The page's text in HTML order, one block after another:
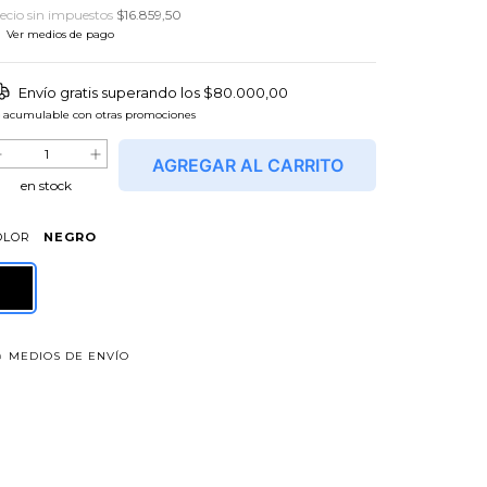
sin impuestos $16.859,50
Ver medios de pago
Envío gratis superando los $80.000,00
acumulable con otras promociones
en stock
NEGRO
MEDIOS DE ENVÍO